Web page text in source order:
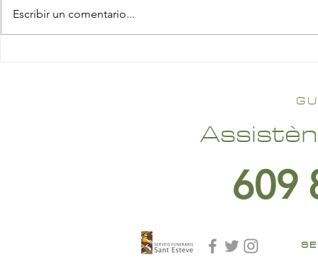
Escribir un comentario...
609